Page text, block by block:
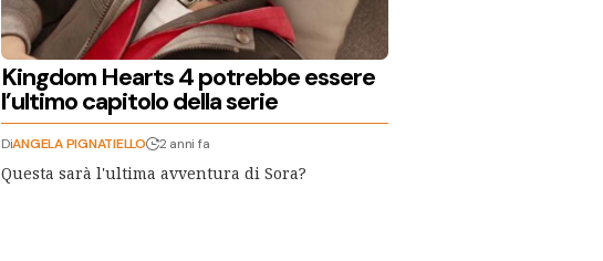
Kingdom Hearts 4 potrebbe essere
l’ultimo capitolo della serie
DiANGELA PIGNATIELLO 2 anni fa
Questa sarà l'ultima avventura di Sora?